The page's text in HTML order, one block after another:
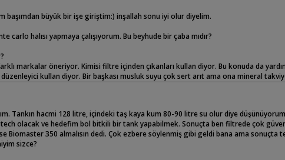
başımdan büyük bir işe giriştim:) inşallah sonu iyi olur diyelim.
halısı yapmaya çalışıyorum. Bu beyhude bir çaba mıdır?
markalar öneriyor. Kimisi filtre içinden çıkanları kullan diyor. Bu konuda da
kullan diyor. Bir başkası musluk suyu çok sert arıt ama ona mineral
wrgb II .
fikriniz varsa okumaktan mutluluk duyarım.
Tankın hacmi 128 litre, içindeki taş kaya kum 80-90 litre su olur diye
olacak ve hedefim bol bitkili bir tank yapabilmek. Sonuçta ben filtrede çok
Biomaster 350 almalısın dedi. Çok ezbere söylenmiş gibi geldi bana ama sonuçta
sizce?